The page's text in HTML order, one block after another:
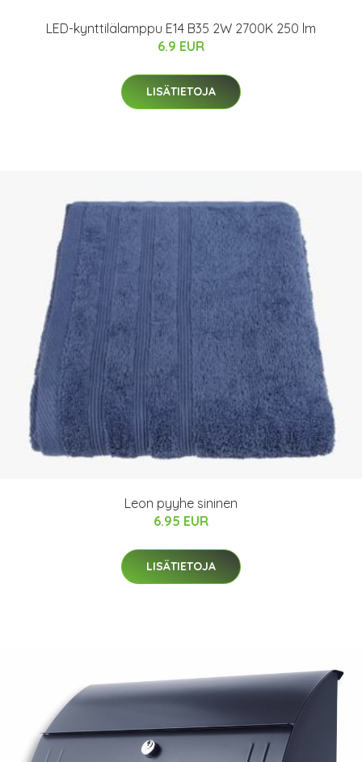
LED-kynttilälamppu E14 B35 2W 2700K 250 lm
6.9 EUR
LISÄTIETOJA
Leon pyyhe sininen
6.95 EUR
LISÄTIETOJA